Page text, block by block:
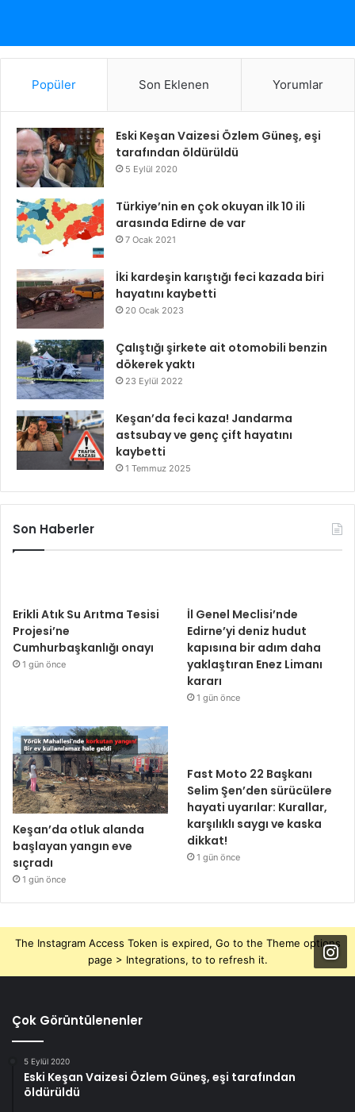
Popüler Son Eklenen Yorumlar
Eski Keşan Vaizesi Özlem Güneş, eşi
tarafından öldürüldü
5 Eylül 2020
Türkiye’nin en çok okuyan ilk 10 ili
arasında Edirne de var
7 Ocak 2021
İki kardeşin karıştığı feci kazada biri
hayatını kaybetti
20 Ocak 2023
Çalıştığı şirkete ait otomobili benzin
dökerek yaktı
23 Eylül 2022
Keşan’da feci kaza! Jandarma
astsubay ve genç çift hayatını
kaybetti
1 Temmuz 2025
Son Haberler
Erikli Atık Su Arıtma Tesisi
Projesi’ne
Cumhurbaşkanlığı onayı
1 gün önce
İl Genel Meclisi’nde
Edirne’yi deniz hudut
kapısına bir adım daha
yaklaştıran Enez Limanı
kararı
1 gün önce
Keşan’da otluk alanda
başlayan yangın eve
sıçradı
1 gün önce
Fast Moto 22 Başkanı
Selim Şen’den sürücülere
hayati uyarılar: Kurallar,
karşılıklı saygı ve kaska
dikkat!
1 gün önce
The Instagram Access Token is expired, Go to the Theme options
page > Integrations, to to refresh it.
Çok Görüntülenenler
5 Eylül 2020
Eski Keşan Vaizesi Özlem Güneş, eşi tarafından
öldürüldü